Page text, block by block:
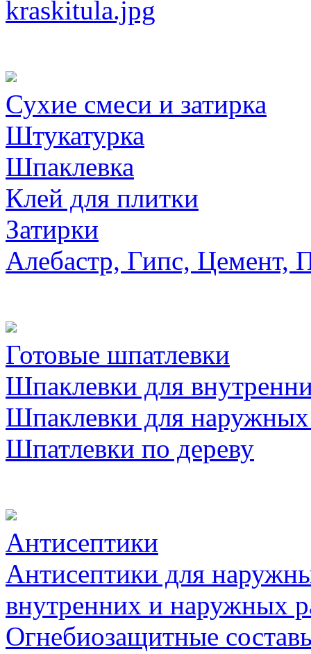
Сухие смеси и затирка
Штукатурка
Шпаклевка
Клей для плитки
Затирки
Алебастр, Гипс, Цемент,
Готовые шпатлевки
Шпаклевки для
Шпаклевки для наружных
Шпатлевки по дереву
Антисептики
Антисептики для
внутренних и наружных
Огнебиозащитные